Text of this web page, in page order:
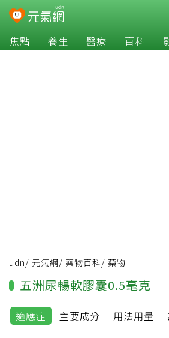
焦點 養生 醫療 百科
udn/ 元氣網/ 藥物百科/ 藥物
五洲尿暢軟膠囊0.5毫克
適應症 主要成分 用法用量